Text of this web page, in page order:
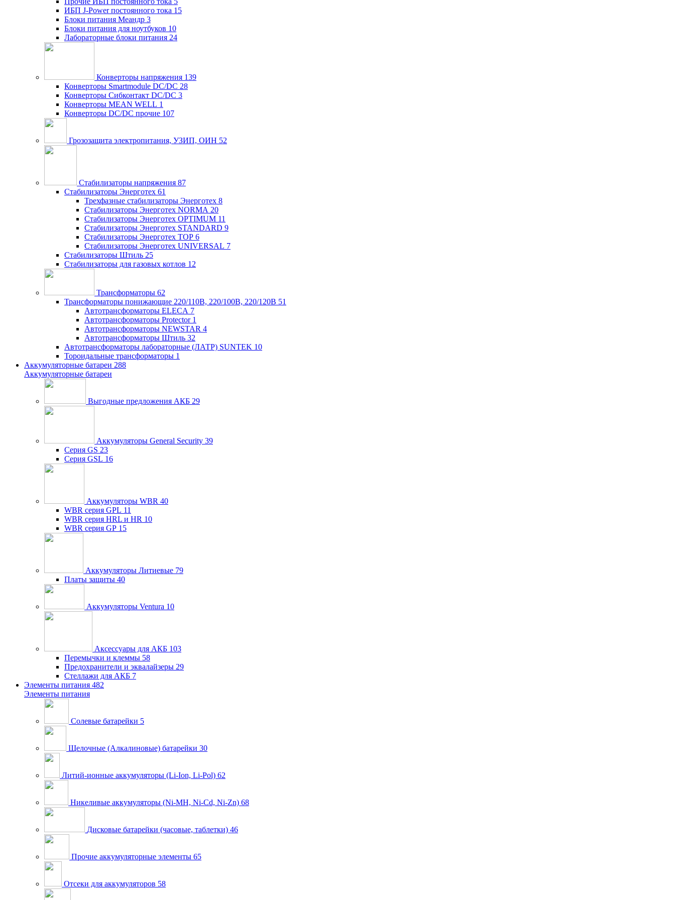
ИБП J-Power постоянного тока 15
Блоки питания Меандр 3
Блоки питания для ноутбуков 10
Лабораторные блоки питания 24
Конверторы напряжения 139
Конверторы Smartmodule DC/DC 28
Конверторы Сибконтакт DC/DC 3
Конверторы MEAN WELL 1
Конверторы DC/DC прочие 107
Грозозащита электропитания, УЗИП, ОИН 52
Стабилизаторы напряжения 87
Стабилизаторы Энерготех 61
Трехфазные стабилизаторы Энерготех 8
Стабилизаторы Энерготех NORMA 20
Стабилизаторы Энерготех OPTIMUM 11
Стабилизаторы Энерготех STANDARD 9
Стабилизаторы Энерготех TOP 6
Стабилизаторы Энерготех UNIVERSAL 7
Стабилизаторы Штиль 25
Стабилизаторы для газовых котлов 12
Трансформаторы 62
Трансформаторы понижающие 220/110В, 220/100В, 220/120В 51
Автотрансформаторы ELECA 7
Автотрансформаторы Protector 1
Автотрансформаторы NEWSTAR 4
Автотрансформаторы Штиль 32
Автотрансформаторы лабораторные (ЛАТР) SUNTEK 10
Тороидальные трансформаторы 1
Аккумуляторные батареи 288
Аккумуляторные батареи
Выгодные предложения АКБ 29
Аккумуляторы General Security 39
Серия GS 23
Серия GSL 16
Аккумуляторы WBR 40
WBR серия GPL 11
WBR серия HRL и HR 10
WBR серия GP 15
Аккумуляторы Литиевые 79
Платы защиты 40
Аккумуляторы Ventura 10
Аксессуары для АКБ 103
Перемычки и клеммы 58
Предохранители и эквалайзеры 29
Стеллажи для АКБ 7
Элементы питания 482
Элементы питания
Солевые батарейки 5
Щелочные (Алкалиновые) батарейки 30
Литий-ионные аккумуляторы (Li-Ion, Li-Pol) 62
Никеливые аккумуляторы (Ni-MH, Ni-Cd, Ni-Zn) 68
Дисковые батарейки (часовые, таблетки) 46
Прочие аккумуляторные элементы 65
Отсеки для аккумуляторов 58